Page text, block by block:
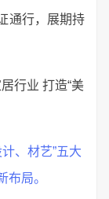
通行，展期持
、材艺”五大
布局。